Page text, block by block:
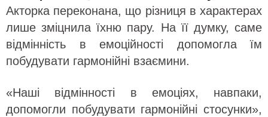
Акторка переконана, що різниця в характерах
лише зміцнила їхню пару. На її думку, саме
відмінність в емоційності допомогла їм
побудувати гармонійні взаємини.
«Наші відмінності в емоціях, навпаки,
допомогли побудувати гармонійні стосунки»,